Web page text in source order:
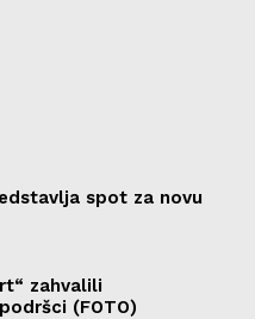
spot za novu
zahvalili
(FOTO)